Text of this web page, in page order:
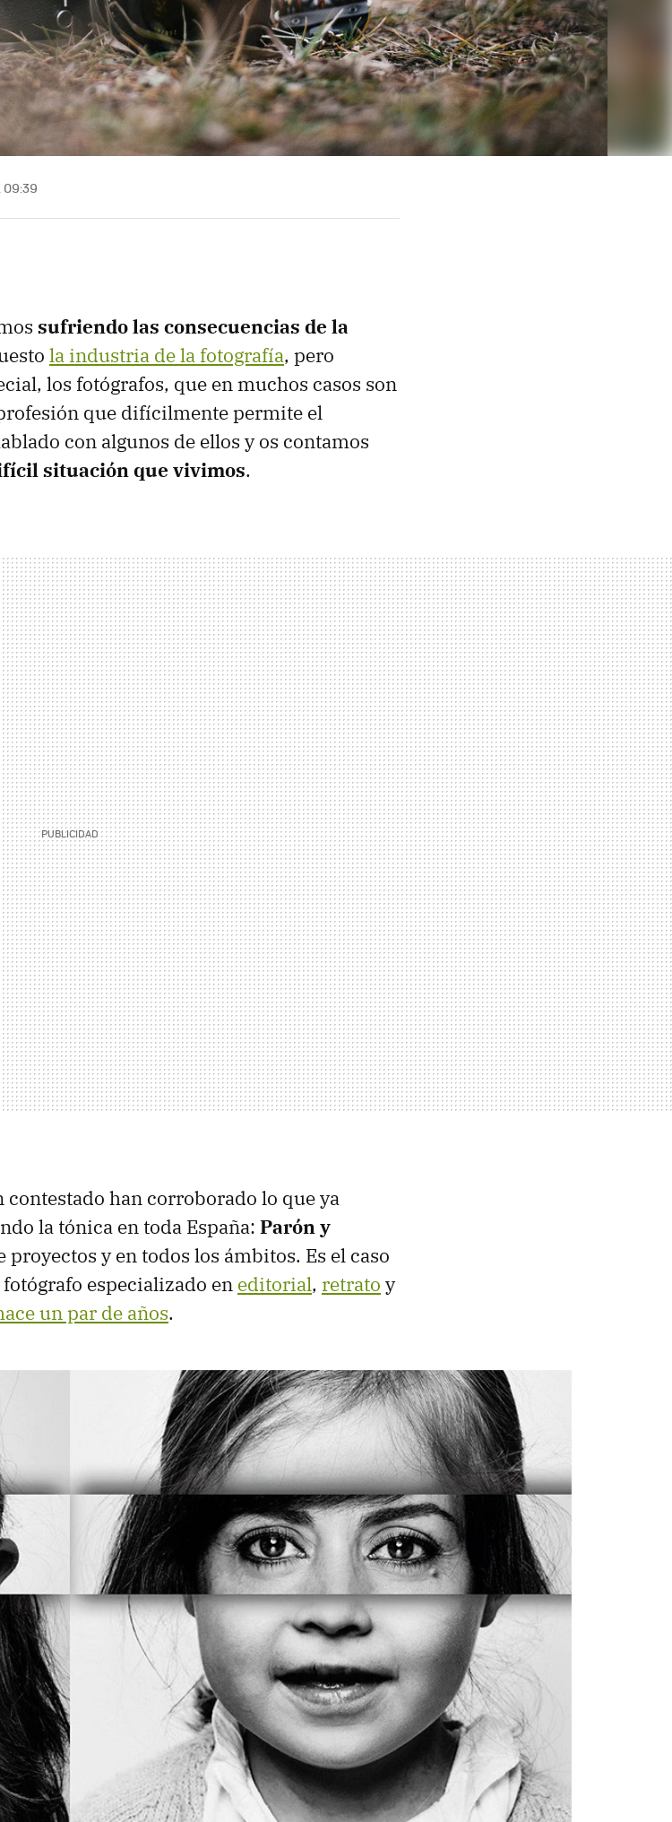
09:39
sufriendo las consecuencias de la
la industria de la fotografía, pero
los fotógrafos, que en muchos casos son
que difícilmente permite el
con algunos de ellos y os contamos
situación que vivimos.
contestado han corroborado lo que ya
la tónica en toda España: Parón y
proyectos y en todos los ámbitos. Es el caso
fotógrafo especializado en editorial, retrato y
un par de años.